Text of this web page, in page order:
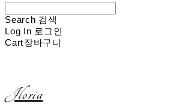
Search 검색
Log In 로그인
Cart장바구니
Jloria